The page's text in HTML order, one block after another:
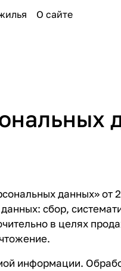
О сайте
данных» от
сбор,
в целях
информации.